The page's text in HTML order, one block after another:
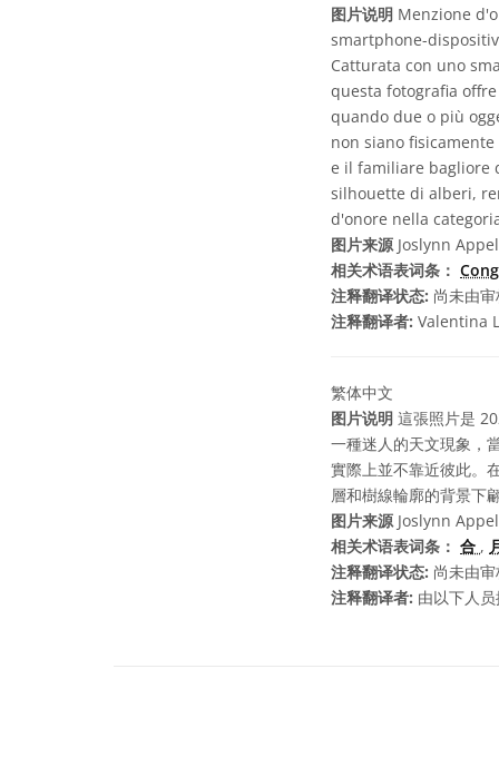
图片说明 Menzione
smartphone-
Catturata con uno
questa fotografia
quando due o più
non siano
e il familiare bagliore
silhouette di alberi,
d'onore nella
图片来源Joslynn
相关术语表词条：
注释翻译状态: 尚未由
注释翻译者: Valentina
繁体中文
图片说明 這張照片是
一種迷人的天文現象，
實際上並不靠近彼此。
層和樹線輪廓的背景下
图片来源Joslynn
相关术语表词条： 合 ,
注释翻译状态: 尚未由
注释翻译者: 由以下人